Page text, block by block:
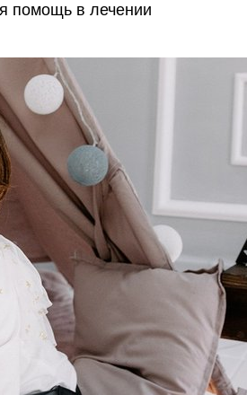
помощь в лечении